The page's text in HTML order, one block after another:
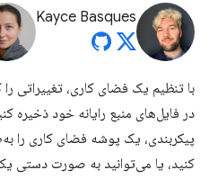
Kayce Basques
در فایل‌های منبع رایانه خود ذخیره
کنید، یا می‌توانید به صورت دستی